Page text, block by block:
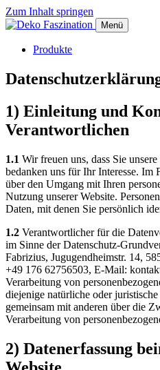
Zum Inhalt springen
Menü
Produkte
1) Einleitung und
Verantwortlichen
1.1 Wir freuen uns, dass Sie
bedanken uns für Ihr Interesse.
über den Umgang mit Ihren
Nutzung unserer Website.
Daten, mit denen Sie persönlich
1.2 Verantwortlicher für die
im Sinne der Datenschutz-
Fabrizius, Jugugendheimstr. 14,
+49 176 62756503, E-Mail:
Verarbeitung von
diejenige natürliche oder
gemeinsam mit anderen über die
Verarbeitung von
2) Datenerfassung